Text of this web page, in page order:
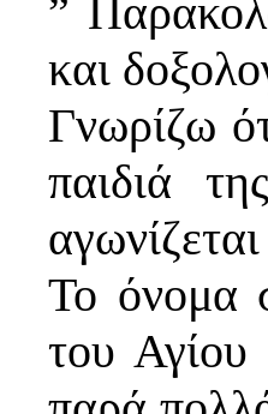
”
και
Γνωρίζω
παιδιά
Το όνομα
του Αγίου